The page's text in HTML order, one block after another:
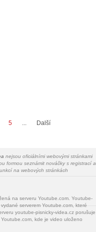
5 ...
Další
nejsou oficiálními webovými stránkami
formou seznámit nováčky s registrací a
na webových stránkách
na serveru Youtube.com. Youtube-
serverem Youtube.com, které
youtube-pisnicky-videa.cz porušuje
kde je video uloženo